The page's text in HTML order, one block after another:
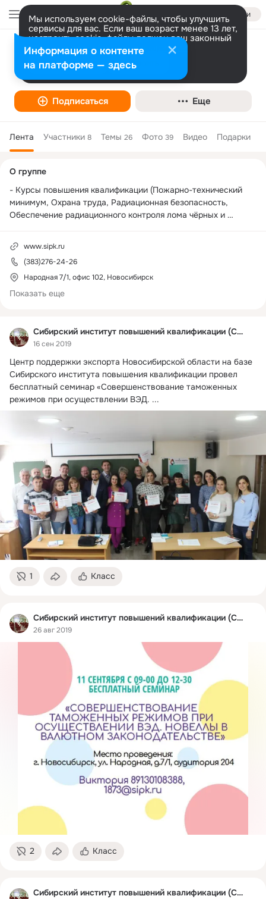
Войти
Мы используем cookie-файлы, чтобы улучшить
сервисы для вас. Если ваш возраст менее 13 лет,
настроить cookie-файлы должен ваш законный
представитель. Больше информации
Разрешить все Настроить
Сибирский институт повышений
квалификации (СИПК)
Подписаться Еще
Лента Участники 8 Темы 26 Фото 39 Видео Подарки
Сибирский институт повышений квалификации (СИПК)
16 сен 2019
Центр поддержки экспорта Новосибирской области на базе
Сибирского института повышения квалификации провел
бесплатный семинар «Совершенствование таможенных
режимов при осуществлении ВЭД. ...
1 Класс
Сибирский институт повышений квалификации (СИПК)
26 авг 2019
2 Класс
Сибирский институт повышений квалификации (СИПК)
колонка
О группе
- Курсы повышения квалификации (Пожарно-технический
минимум, Охрана труда, Радиационная безопасность,
Обеспечение радиационного контроля лома чёрных и
- Аренда аудитории, конференц-зала
- Гостиница
- Столовая
- Сауна
- Тренажерный зал
(383) 276-24-26 - Березнёва Ольга Юрьевна (аренда
конференц-зала, аудитории)
(вопросы по обучению)
(383) 276-24-24 - Гостиница, сауна
www.sipk.ru
(383)276-24-26
Народная 7/1, офис 102, Новосибирск
Показать еще
Информация о контенте
на платформе — здесь